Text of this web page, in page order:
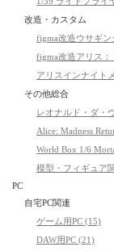
改造・カスタム
figma改造ウサギン
figma改造アリス
アリスインナイト
その他総合
レオナルド・ダ・
Alice: Madness
World Box 1/6
模型・フィギュア
PC
自宅PC関連
ゲーム用PC (15)
DAW用PC (21)